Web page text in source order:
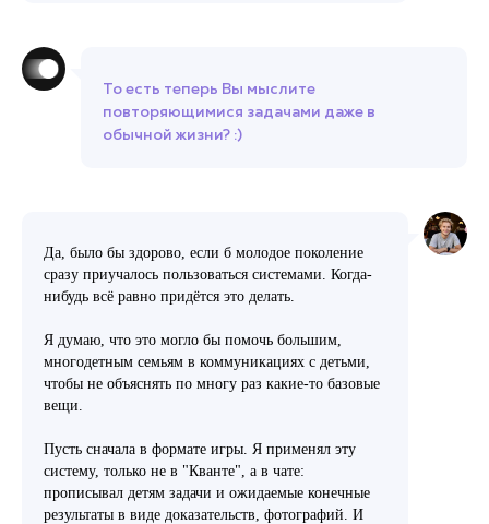
То есть теперь Вы мыслите
повторяющимися задачами даже в
обычной жизни? :)
Да, было бы здорово, если б молодое поколение
сразу приучалось пользоваться системами. Когда-
нибудь всё равно придётся это делать.
Я думаю, что это могло бы помочь большим,
многодетным семьям в коммуникациях с детьми,
чтобы не объяснять по многу раз какие-то базовые
вещи.
Пусть сначала в формате игры. Я применял эту
систему, только не в "Кванте", а в чате:
прописывал детям задачи и ожидаемые конечные
результаты в виде доказательств, фотографий. И